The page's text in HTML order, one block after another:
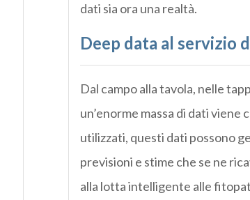
dati sia ora una realtà.
Deep data al servizio
Dal campo alla tavola, nelle
un’enorme massa di dati
utilizzati, questi dati possono
previsioni e stime che se ne
alla lotta intelligente alle